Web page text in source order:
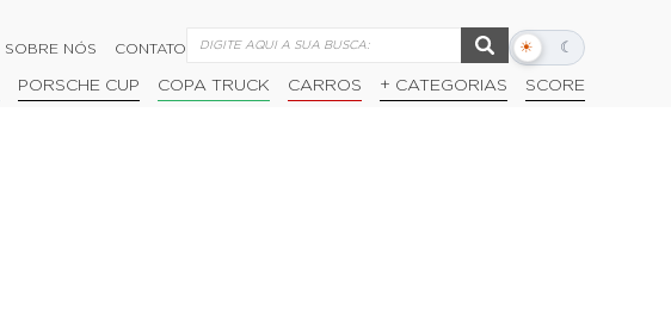
SOBRE NÓS CONTATO ☀ ☾
Alternar
escuro
PORSCHE CUP COPA TRUCK CARROS + CATEGORIAS SCORE